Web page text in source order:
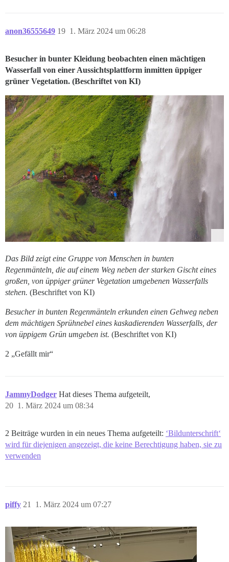
anon36555649 1. März 2024 um 06:28
19
Besucher in bunter Kleidung beobachten einen mächtigen
Wasserfall von einer Aussichtsplattform inmitten üppiger
grüner Vegetation. (Beschriftet von KI)
Das Bild zeigt eine Gruppe von Menschen in bunten
Regenmänteln, die auf einem Weg neben der starken Gischt eines
großen, von üppiger grüner Vegetation umgebenen Wasserfalls
stehen. (Beschriftet von KI)
Besucher in bunten Regenmänteln erkunden einen Gehweg neben
dem mächtigen Sprühnebel eines kaskadierenden Wasserfalls, der
von üppigem Grün umgeben ist. (Beschriftet von KI)
2 „Gefällt mir“
JammyDodger Hat dieses Thema aufgeteilt,
1. März 2024 um 08:34
20
2 Beiträge wurden in ein neues Thema aufgeteilt: ‘Bildunterschrift‘
wird für diejenigen angezeigt, die keine Berechtigung haben, sie zu
verwenden
piffy 1. März 2024 um 07:27
21